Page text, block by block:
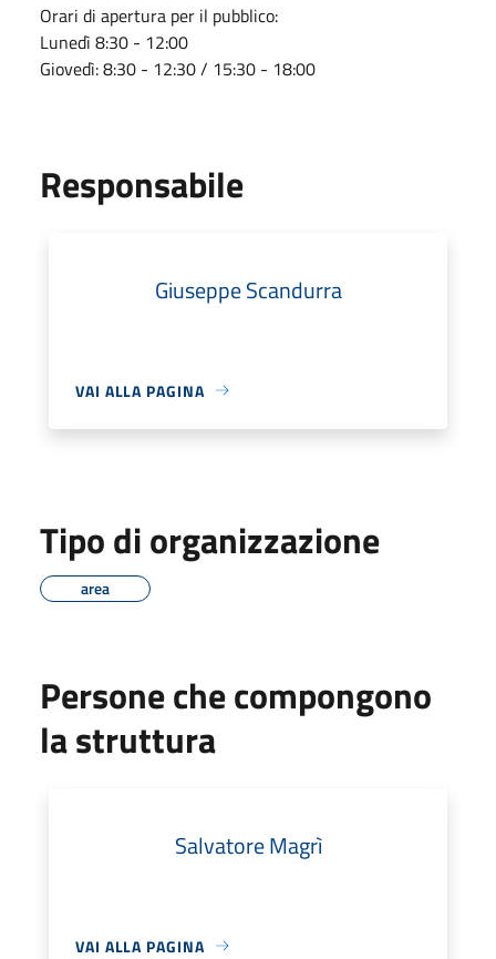
Orari di apertura per il pubblico:
Lunedì 8:30 - 12:00
Giovedì: 8:30 - 12:30 / 15:30 - 18:00
Responsabile
Giuseppe Scandurra
VAI ALLA PAGINA
Tipo di organizzazione
area
Persone che compongono
la struttura
Salvatore Magrì
VAI ALLA PAGINA